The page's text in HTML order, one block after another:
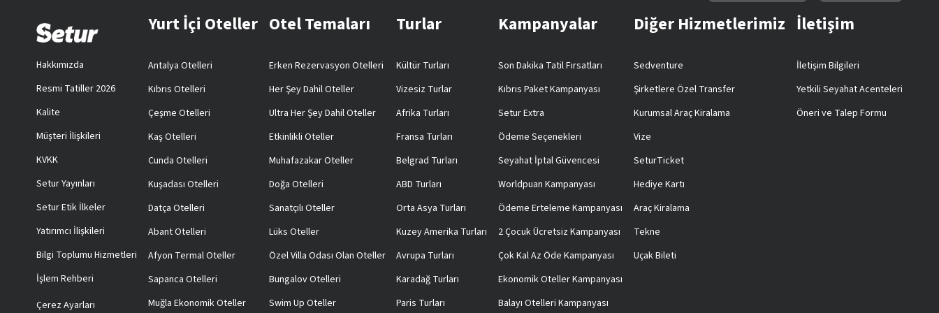
Hakkımızda
Resmi Tatiller 2026
Kalite
Müşteri İlişkileri
KVKK
Setur Yayınları
Setur Etik İlkeler
Yatırımcı İlişkileri
Bilgi Toplumu Hizmetleri
İşlem Rehberi
Çerez Ayarları
Yurt İçi Oteller
Antalya Otelleri
Kıbrıs Otelleri
Çeşme Otelleri
Kaş Otelleri
Cunda Otelleri
Kuşadası Otelleri
Datça Otelleri
Abant Otelleri
Afyon Termal Oteller
Sapanca Otelleri
Muğla Ekonomik Oteller
Otel Temaları
Erken Rezervasyon Otelleri
Her Şey Dahil Oteller
Ultra Her Şey Dahil Oteller
Etkinlikli Oteller
Muhafazakar Oteller
Doğa Otelleri
Sanatçılı Oteller
Lüks Oteller
Özel Villa Odası Olan Oteller
Bungalov Otelleri
Swim Up Oteller
Turlar
Kültür Turları
Vizesiz Turlar
Afrika Turları
Fransa Turları
Belgrad Turları
ABD Turları
Orta Asya Turları
Kuzey Amerika Turları
Avrupa Turları
Karadağ Turları
Paris Turları
Kampanyalar
Son Dakika Tatil Fırsatları
Kıbrıs Paket Kampanyası
Setur Extra
Ödeme Seçenekleri
Seyahat İptal Güvencesi
Worldpuan Kampanyası
Ödeme Erteleme Kampanyası
2 Çocuk Ücretsiz Kampanyası
Çok Kal Az Öde Kampanyası
Ekonomik Oteller Kampanyası
Balayı Otelleri Kampanyası
Diğer Hizmetlerimiz
Sedventure
Şirketlere Özel Transfer
Kurumsal Araç Kiralama
Vize
SeturTicket
Hediye Kartı
Araç Kiralama
Tekne
Uçak Bileti
İletişim
İletişim Bilgileri
Yetkili Seyahat Acenteleri
Öneri ve Talep Formu